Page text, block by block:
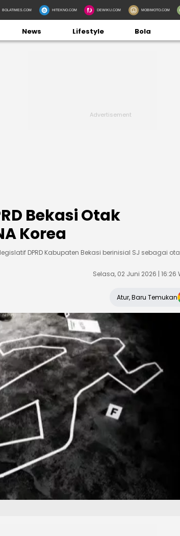
BOLATIMES.COM HITEKNO.COM DEWIKU.COM MOBIMOTO.COM
News Lifestyle Bola
Bekasi Otak
Korea
DPRD Kabupaten Bekasi berinisial SJ sebagai
Selasa, 02 Juni 2026 | 16:26
Atur, Baru Temukan